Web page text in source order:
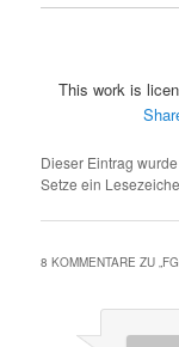
This work is
Dieser Eintrag
Setze ein
8 KOMMENTARE ZU „